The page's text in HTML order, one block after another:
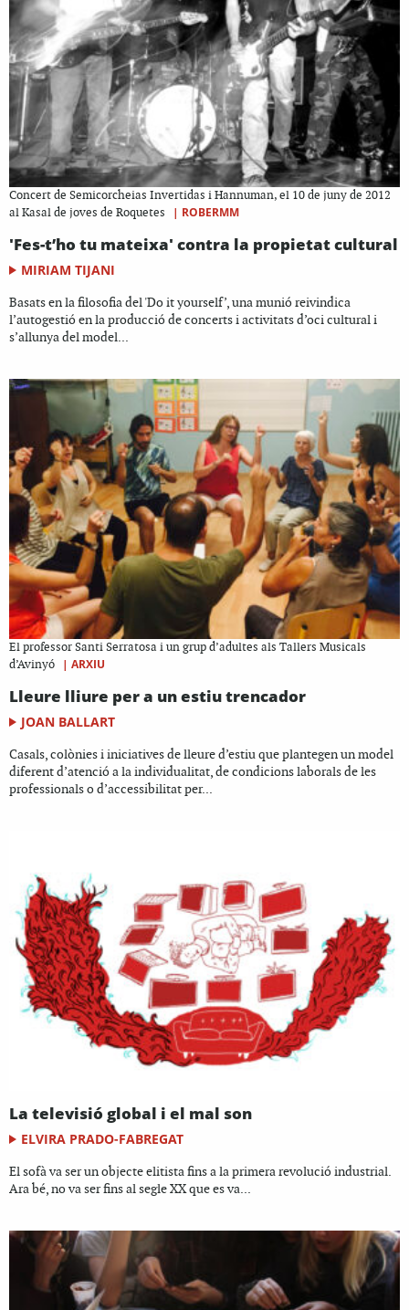
Concert de Semicorcheias Invertidas i Hannuman, el 10 de juny de 2012
al Kasal de joves de Roquetes
| ROBERMM
'Fes-t’ho tu mateixa' contra la propietat cultural
MIRIAM TIJANI
Basats en la filosofia del 'Do it yourself’, una munió reivindica
l’autogestió en la producció de concerts i activitats d’oci cultural i
s’allunya del model...
El professor Santi Serratosa i un grup d’adultes als Tallers Musicals
d’Avinyó
| ARXIU
Lleure lliure per a un estiu trencador
JOAN BALLART
Casals, colònies i iniciatives de lleure d’estiu que plantegen un model
diferent d’atenció a la individualitat, de condicions laborals de les
professionals o d’accessibilitat per...
La televisió global i el mal son
ELVIRA PRADO-FABREGAT
El sofà va ser un objecte elitista fins a la primera revolució industrial.
Ara bé, no va ser fins al segle XX que es va...